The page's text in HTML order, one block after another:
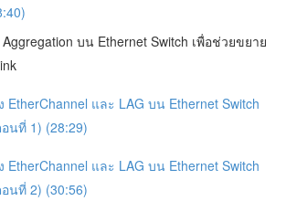
บน Ethernet Switch เพื่อช่วยขยาย
EtherChannel และ LAG บน Ethernet Switch
นที่ 1) (28:29)
EtherChannel และ LAG บน Ethernet Switch
นที่ 2) (30:56)